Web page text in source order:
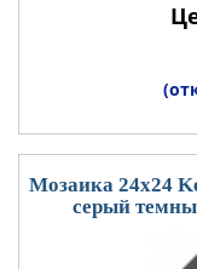
Мозаика 24x24
серый